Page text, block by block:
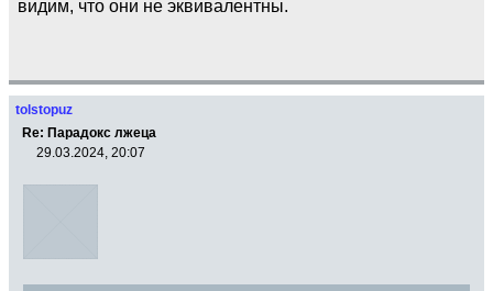
видим, что они не эквивалентны.
tolstopuz
Re: Парадокс лжеца
29.03.2024, 20:07